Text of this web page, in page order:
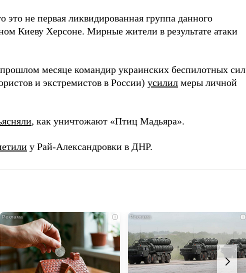
не первая ликвидированная группа данного
Киеву Херсоне. Мирные жители в результате атаки
месяце командир украинских беспилотных сил
и экстремистов в России) усилил меры личной
, как уничтожают «Птиц Мадьяра».
у Рай-Александровки в ДНР.
i i